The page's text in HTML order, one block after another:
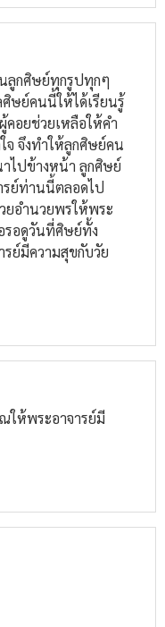
ลูกศิษย์ทุกรูปทุกๆ
ษย์คนนี้ให้ได้เรียนรู้
คอยช่วยเหลือให้คำ
จ จึงทำให้ลูกศิษย์คน
ไปข้างหน้า ลูกศิษย์
รย์ท่านนี้ตลอดไป
ยอำนวยพรให้พระ
รอดูวันที่ศิษย์ทั้ง
รย์มีความสุขกับวัย
ให้พระอาจารย์มี